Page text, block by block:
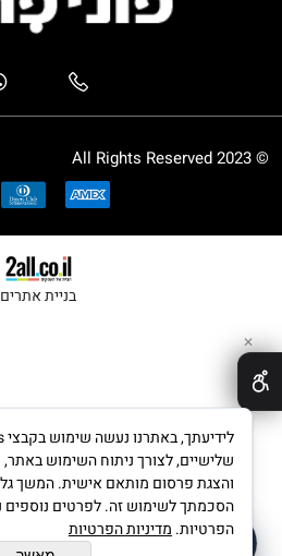
© 2023 All Rights Reserved
בניית אתרים
✕
שאלו את העוזר החכם
שלישיים, לצורך ניתוח השימוש באתר,
והצגת פרסום מותאם אישית. המשך
הסכמתך לשימוש זה. לפרטים נוספים
הפרטיות. מדיניות הפרטיות